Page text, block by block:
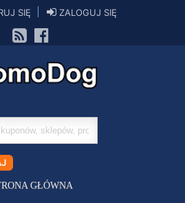
SIĘ ZALOGUJ SIĘ
GŁÓWNA